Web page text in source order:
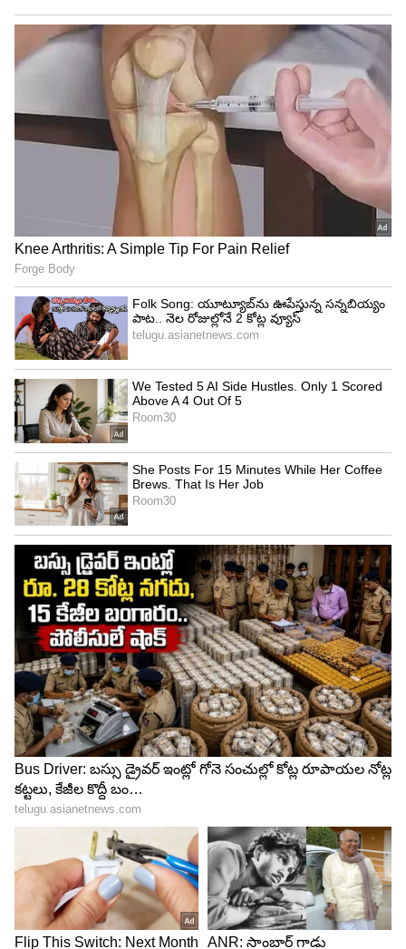
Related Articles
Viral Video: క‌దిలే రైలులో శోభనం గది.. పండ్లు,
పూల‌తో హంగామా. వైర‌ల్ అవుతోన్న వీడియో
మ‌రో హైటెక్ సిటీగా మారుతోన్న ఆంధ్ర‌ప్ర‌దేశ్‌లోని ఈ
ప్రాంతం.. కాగ్నిజెంట్ సెజ్ ఏర్పాటు
4
ఈ లక్షణాలను నిర్లక్ష్యం చేయొద్దని సూచించిన వైద్యులు
గుండె కవాట సమస్యలతో బాధపడే రోగుల్లో కొన్ని సాధారణ
లక్షణాలు కనిపిస్తాయని వైద్యులు తెలిపారు. ఛాతీలో నొప్పి,
శ్వాస తీసుకోవడంలో ఇబ్బంది, తరచూ తల తిరగడం,
స్పృహ కోల్పోవడం, కొద్దిదూరం నడిచినా లేదా మెట్లు
ఎక్కినా త్వరగా అలసిపోవడం వంటి లక్షణాలు కనిపిస్తే
ఆలస్యం చేయకుండా కార్డియాలజిస్ట్‌ను సంప్రదించాలని
సూచించారు. ముందుగానే వ్యాధిని గుర్తిస్తే సరైన చికిత్సతో
ప్రాణాపాయాన్ని నివారించే అవకాశం ఉంటుందని తెలిపారు.